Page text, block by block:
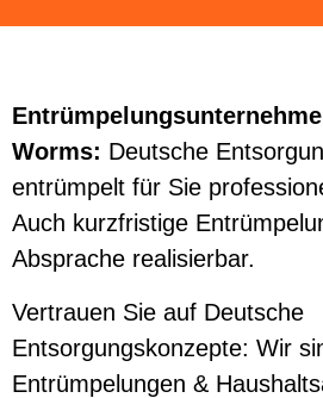
Worms: Deutsche
entrümpelt für Sie
Auch kurzfristige
Absprache realisierbar.
Vertrauen Sie auf Deutsche
Entsorgungskonzepte: Wir
Entrümpelungen &